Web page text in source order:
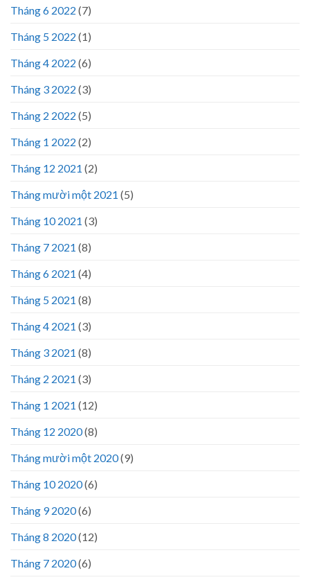
Tháng 6 2022 (7)
Tháng 5 2022 (1)
Tháng 4 2022 (6)
Tháng 3 2022 (3)
Tháng 2 2022 (5)
Tháng 1 2022 (2)
Tháng 12 2021 (2)
Tháng mười một 2021 (5)
Tháng 10 2021 (3)
Tháng 7 2021 (8)
Tháng 6 2021 (4)
Tháng 5 2021 (8)
Tháng 4 2021 (3)
Tháng 3 2021 (8)
Tháng 2 2021 (3)
Tháng 1 2021 (12)
Tháng 12 2020(8)
Tháng mười một 2020(9)
Tháng 10 2020(6)
Tháng 9 2020(6)
Tháng 8 2020(12)
Tháng 7 2020(6)